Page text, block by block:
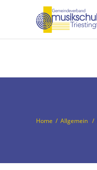
Home / Allgemein /